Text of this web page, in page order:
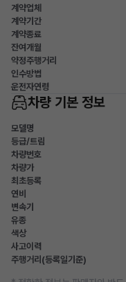
계약업체
계약기간
계약종료
잔여개월
약정주행거리
인수방법
운전자연령
차량 기본 정보
모델명
등급/트림
차량번호
차량가
최초등록
연비
변속기
유종
색상
사고이력
주행거리(등록일기준)